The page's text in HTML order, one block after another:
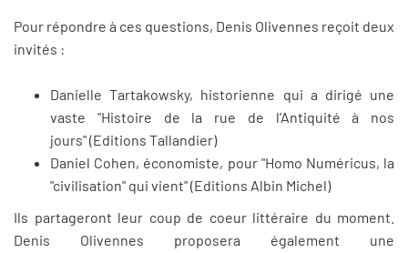
Pour répondre à ces questions, Denis Olivennes reçoit deux
invités :
Danielle Tartakowsky, historienne qui a dirigé une
vaste "Histoire de la rue de l’Antiquité à nos
jours" (Editions Tallandier)
Daniel Cohen, économiste, pour "Homo Numéricus, la
"civilisation" qui vient" (Editions Albin Michel)
Ils partageront leur coup de coeur littéraire du moment.
Denis Olivennes proposera également une